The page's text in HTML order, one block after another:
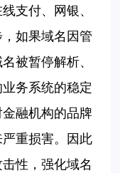
支付、网银、
如果域名因管
被暂停解析、
务系统的稳定
融机构的品牌
重损害。因此
性，强化域名